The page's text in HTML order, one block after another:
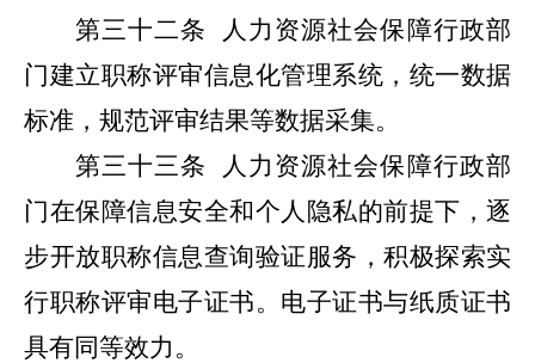
第三十二条 人力资源社会保障行政部
门建立职称评审信息化管理系统，统一数据
标准，规范评审结果等数据采集。
第三十三条
人力资源社会保障行政部
门在保障信息安全和个人隐私的前提下，逐
步开放职称信息查询验证服务，积极探索实
行职称评审电子证书。电子证书与纸质证书
具有同等效力。